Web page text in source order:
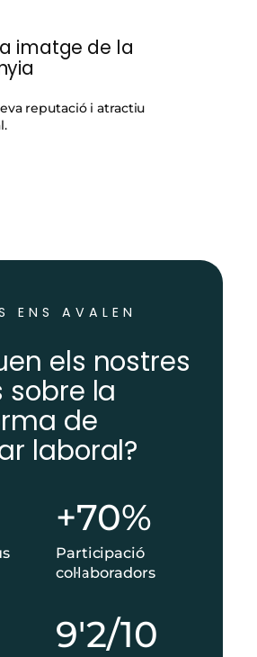
imatge de la
reputació i atractiu
ENS AVALEN
els nostres
sobre la
de
laboral?
7
%
+70%
Participació
col·laboradors
9
'9'2/10